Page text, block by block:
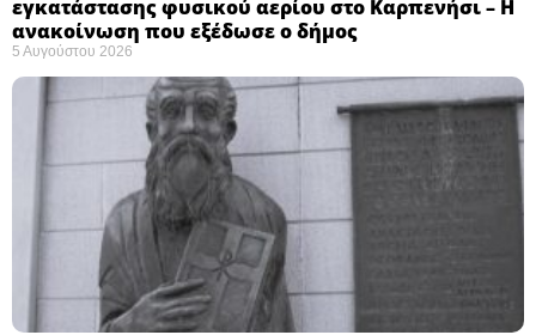
εγκατάστασης φυσικού αερίου στο Καρπενήσι – Η
ανακοίνωση που εξέδωσε ο δήμος
5 Αυγούστου 2026